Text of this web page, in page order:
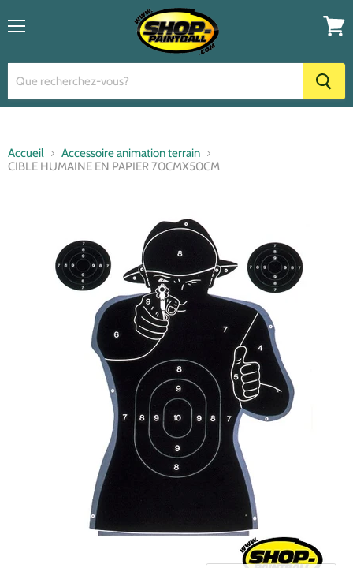
panier
Accueil
Accessoire animation terrain
CIBLE HUMAINE EN PAPIER 70CMX50CM